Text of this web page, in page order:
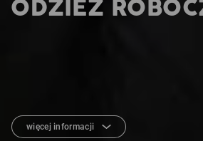
ODZIEŻ
więcej informacji